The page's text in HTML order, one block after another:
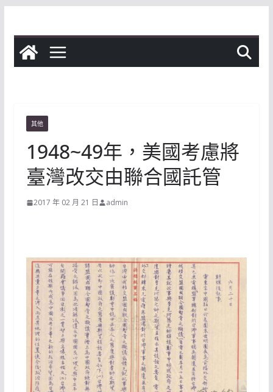
content
其他
1948~49年，美國考慮將
臺灣改交由聯合國託管
2017 年 02 月 21 日 admin